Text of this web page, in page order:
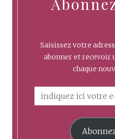
Saisissez votre
abonner et recevoir
chaque